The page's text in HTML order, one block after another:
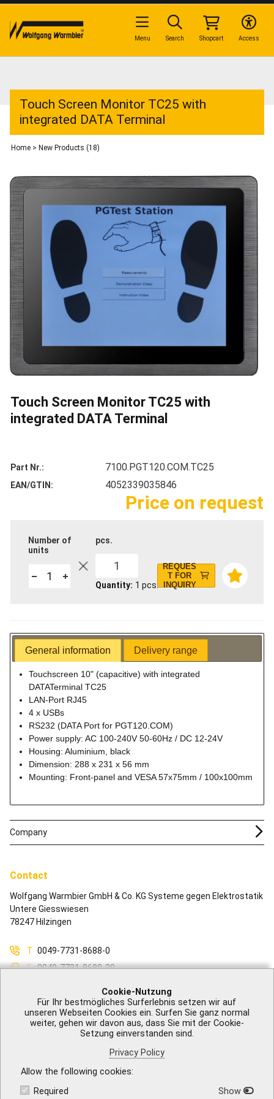
Cookie-Nutzung
Für Ihr bestmögliches Surferlebnis setzen wir auf
unseren Webseiten Cookies ein. Surfen Sie ganz normal
weiter, gehen wir davon aus, dass Sie mit der Cookie-
Setzung einverstanden sind.
Privacy Policy
Allow the following cookies
Required
Show
Touch Screen Monitor TC25 with
integrated DATA Terminal
Home > New Products (18)
Touch Screen Monitor TC25 with
integrated DATA Terminal
Part Nr. 7100.PGT120.COM.TC25
EAN/GTIN 4052339035846
Price on request
Number of
units
pcs.
1
Quantity 1 pcs.
REQUES
T FOR
INQUIRY
General information Delivery range
Touchscreen 10" (capacitive) with integrated
DATATerminal TC25
LAN-Port RJ45
4 x USBs
RS232 (DATA Port for PGT120.COM)
Power supply: AC 100-240V 50-60Hz / DC 12-24V
Housing: Aluminium, black
Dimension: 288 x 231 x 56 mm
Mounting: Front-panel and VESA 57x75mm / 100x100mm
Contact
Wolfgang Warmbier GmbH & Co. KG Systeme gegen Elektrostatik
Untere Giesswiesen
78247 Hilzingen
T 0049-7731-8688-0
F
0049-7731-8688-30
Company
Privacy Policy
Access
Shopcart
Search
Menu